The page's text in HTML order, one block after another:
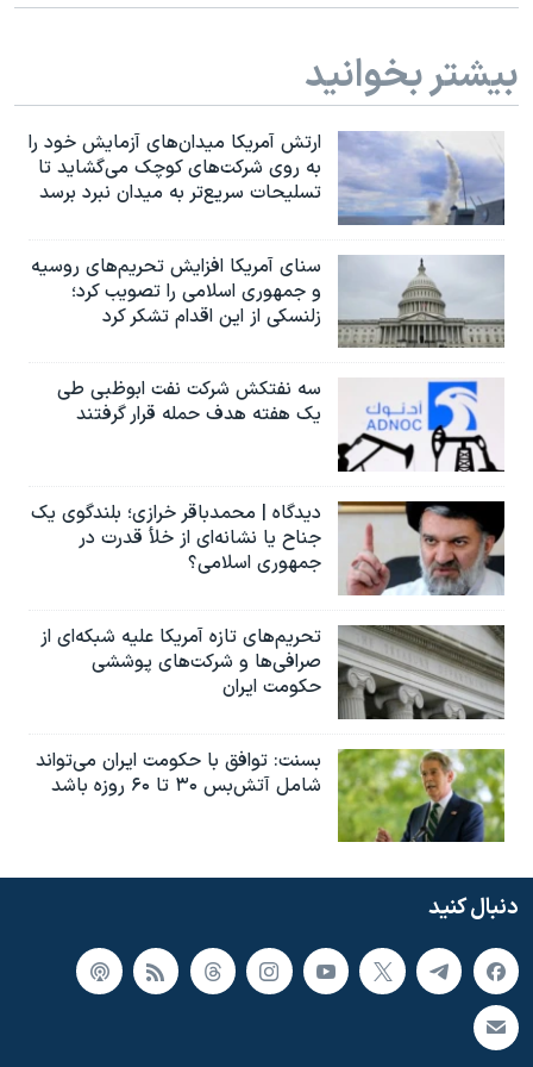
همایش محافظه‌کاران آمریکا «سی‌پک»
صفحه‌های ویژه
سفر پرزیدنت ترامپ به چین
بیشتر بخوانید
ارتش آمریکا میدان‌های آزمایش خود را
به روی شرکت‌های کوچک می‌گشاید تا
تسلیحات سریع‌تر به میدان نبرد برسد
سنای آمریکا افزایش تحریم‌های روسیه
و جمهوری اسلامی را تصویب کرد؛
زلنسکی از این اقدام تشکر کرد
سه نفتکش شرکت نفت ابوظبی طی
یک هفته هدف حمله قرار گرفتند
دیدگاه | محمدباقر خرازی؛ بلندگوی یک
جناح یا نشانه‌ای از خلأ قدرت در
جمهوری اسلامی؟
تحریم‌های تازه آمریکا علیه شبکه‌ای از
صرافی‌ها و شرکت‌های پوششی
حکومت ایران
بسنت: توافق با حکومت ایران می‌تواند
شامل آتش‌بس ۳۰ تا ۶۰ روزه باشد
دنبال کنید